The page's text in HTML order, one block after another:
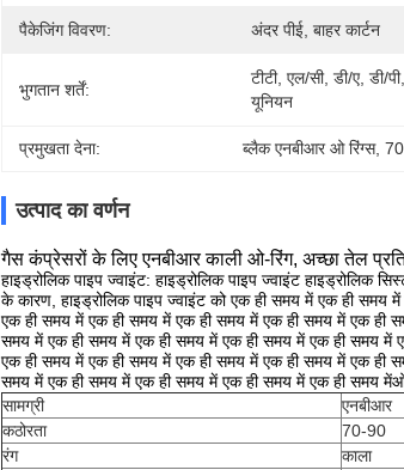
पैकेजिंग विवरण: अंदर पीई, बाहर कार्टन
भुगतान शर्तें:
टीटी, एल/सी, डी/ए, डी/
यूनियन
प्रमुखता देना: ब्लैक एनबीआर ओ रिंग्स,
उत्पाद का वर्णन
गैस कंप्रेसरों के लिए एनबीआर काली ओ-रिंग, अच्छा तेल
हाइड्रोलिक पाइप ज्वाइंट: हाइड्रोलिक पाइप ज्वाइंट
के कारण, हाइड्रोलिक पाइप ज्वाइंट को एक ही समय में एक ही
एक ही समय में एक ही समय में एक ही समय में एक ही समय में एक ही
समय में एक ही समय में एक ही समय में एक ही समय में एक ही समय में
एक ही समय में एक ही समय में एक ही समय में एक ही समय में एक ही
समय में एक ही समय में एक ही समय में एक ही समय में एक ही समय मेंओ-
सामग्री
एनबीआर
कठोरता
70-90
रंग
काला